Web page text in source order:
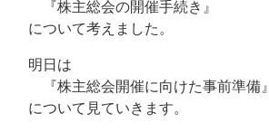
『株主総会の開催手続き』
について考えました。
明日は
『株主総会開催に向けた事前準備』
について見ていきます。